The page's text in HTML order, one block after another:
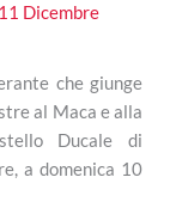
11 Dicembre
che giunge
al Maca e alla
Ducale di
a domenica 10